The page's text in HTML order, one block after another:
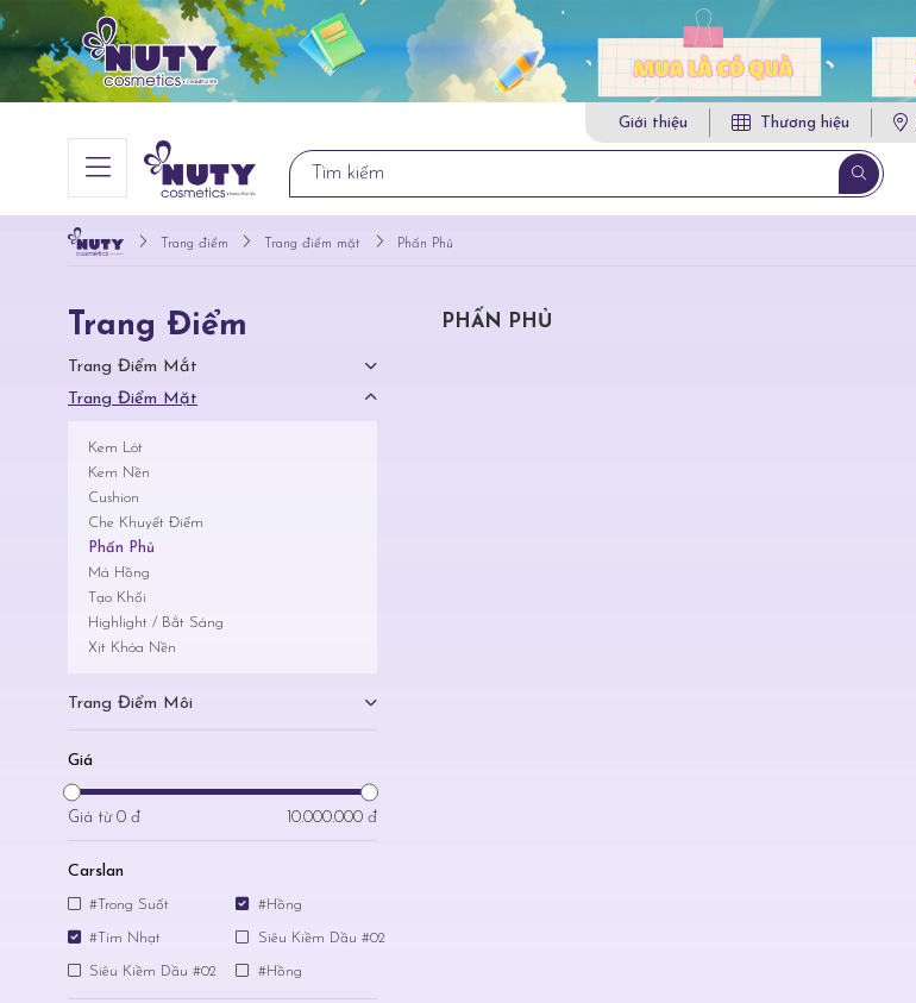
Giới thiệu Thương hiệu
Trang điểm Trang điểm mặt Phấn Phủ
Trang Điểm
Trang Điểm Mắt
Trang Điểm Mặt
Kem Lót
Kem Nền
Cushion
Che Khuyết Điểm
Phấn Phủ
Má Hồng
Tạo Khối
Highlight / Bắt Sáng
Xịt Khóa Nền
Trang Điểm Môi
Giá
Giá từ 0 đ 10.000.000 đ
Carslan
#Trong Suốt #Hồng
#Tím Nhạt Siêu Kiềm Dầu #02
Siêu Kiềm Dầu #02 #Hồng
PHẤN PHỦ